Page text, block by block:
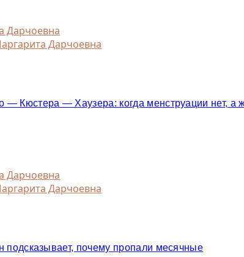
Дарчоевна
Кюстера — Хаузера: когда менструации нет, а
Дарчоевна
подсказывает, почему пропали месячные